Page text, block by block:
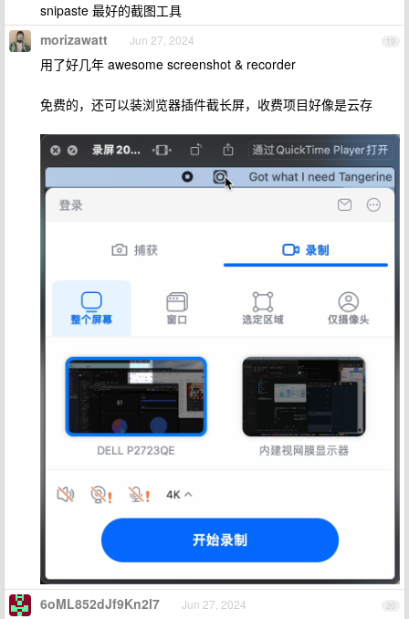
snipaste 最好的截图工具
19
morizawatt Jun 27, 2024
用了好几年 awesome screenshot & recorder
免费的，还可以装浏览器插件截长屏，收费项目好像是云存
20
6oML852dJf9Kn2l7 Jun 27, 2024